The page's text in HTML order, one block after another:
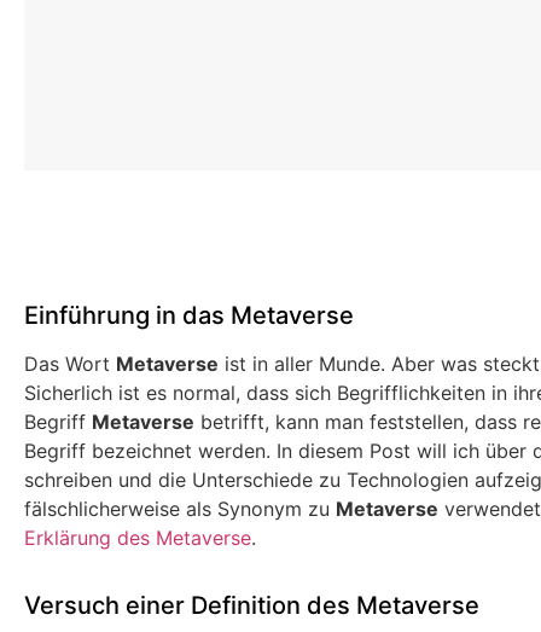
Einführung in das Metaverse
Das Wort Metaverse ist in aller Munde. Aber was
Sicherlich ist es normal, dass sich Begrifflichkeiten in
Begriff Metaverse betrifft, kann man feststellen, dass
Begriff bezeichnet werden. In diesem Post will ich über
schreiben und die Unterschiede zu Technologien
fälschlicherweise als Synonym zu Metaverse
Erklärung des Metaverse.
Versuch einer Definition des Metaverse